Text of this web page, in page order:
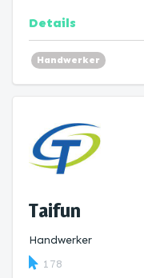
Details
Handwerker
Taifun
Handwerker
178